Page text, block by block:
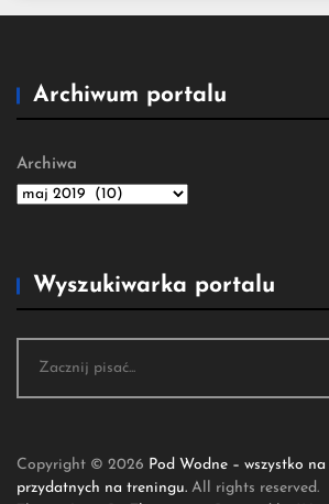
Archiwum portalu
Archiwa
Wyszukiwarka portalu
Copyright © 2026 Pod Wodne – wszystko
przydatnych na treningu. All rights reserved.